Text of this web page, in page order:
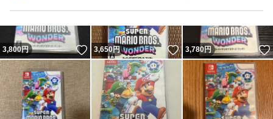
3,800円 いいね！
3,650円 いいね！
3,780円